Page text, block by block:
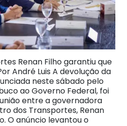
Renan Filho garantiu que
André Luis A devolução da
neste sábado pelo
ao Governo Federal, foi
entre a governadora
dos Transportes, Renan
O anúncio levantou o